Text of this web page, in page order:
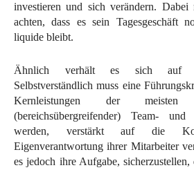
investieren und sich verändern. Dabei
achten, dass es sein Tagesgeschäft
liquide bleibt.
Ähnlich verhält es sich auf
Selbstverständlich muss eine
Kernleistungen der meisten
(bereichsübergreifender) Team- und
werden, verstärkt auf die
Eigenverantwortung ihrer Mitarbeiter
es jedoch ihre Aufgabe,